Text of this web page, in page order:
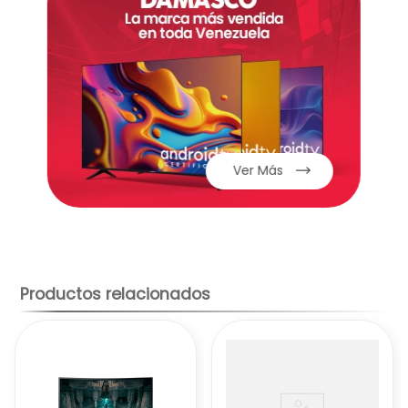
cantidad de detalles, perfecta para
profesionales y usuarios exigentes.
Tipo de panel
: Ofrece colores precisos y ángulos de
visión amplios, ideal para diseño gráfico y
edición de video.
VA: Proporciona un alto contraste y negros
profundos, ideal para ver películas y jugar
ángulos de visión y la calidad de color
pueden ser limitados.
75 Hz: Ofrece una mayor fluidez en juegos y
videos.
Productos relacionados
Ver Más